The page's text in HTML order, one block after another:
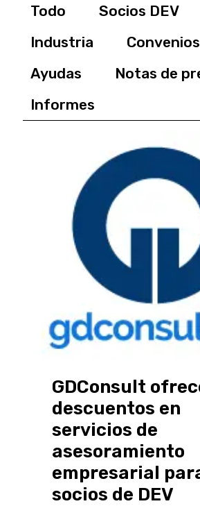
Todo Socios DEV
Industria
Convenios
Ayudas
Notas de
Informes
GDConsult
descuentos en
servicios de
asesoramiento
empresarial
socios de DEV